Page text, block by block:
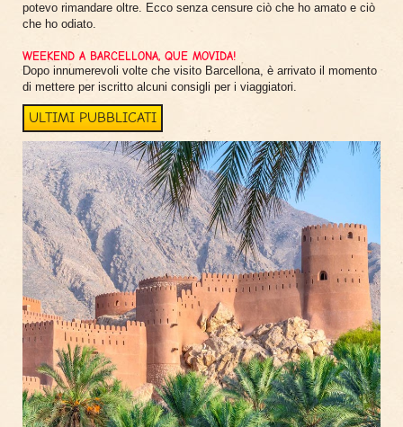
potevo rimandare oltre. Ecco senza censure ciò che ho amato e ciò
che ho odiato.
WEEKEND A BARCELLONA, QUE MOVIDA!
Dopo innumerevoli volte che visito Barcellona, è arrivato il momento
di mettere per iscritto alcuni consigli per i viaggiatori.
ULTIMI PUBBLICATI